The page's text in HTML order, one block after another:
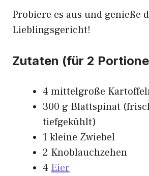
Probiere es aus und genieße
Lieblingsgericht!
Zutaten (für 2
4 mittelgroße
300 g Blattspinat
tiefgekühlt)
1 kleine Zwiebel
2 Knoblauchzehen
4 Eier